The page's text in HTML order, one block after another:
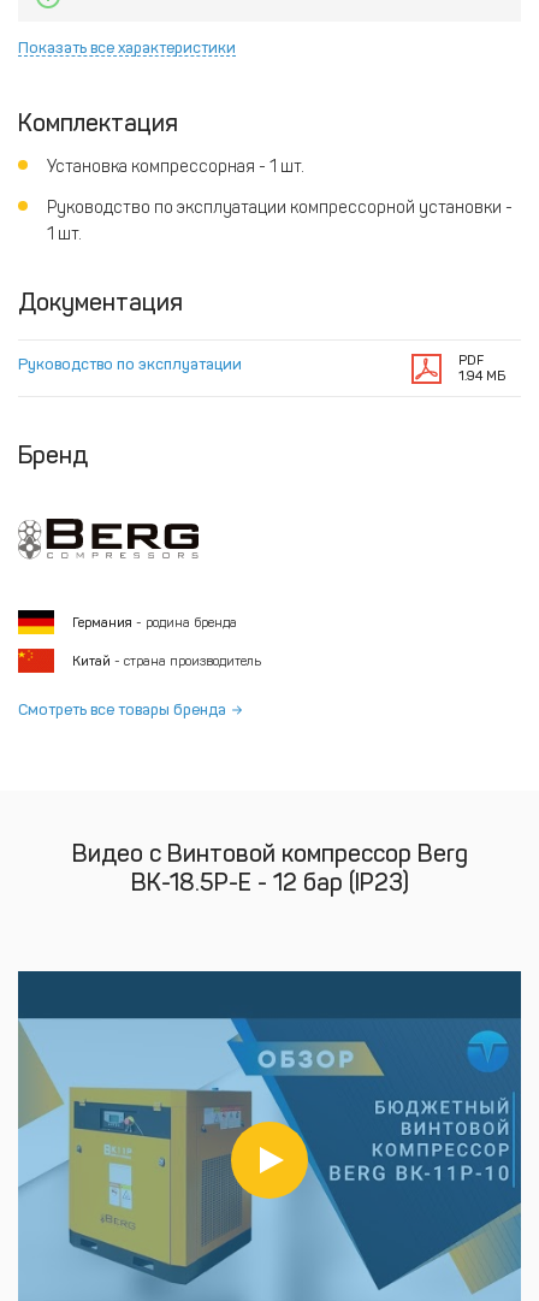
Показать все характеристики
Комплектация
Установка компрессорная - 1 шт.
Руководство по эксплуатации компрессорной установки -
1 шт.
Документация
Руководство по эксплуатации
PDF
1.94 МБ
Бренд
Германия - родина бренда
Китай - страна производитель
Смотреть все товары бренда
Видео с Винтовой компрессор Berg
ВК-18.5Р-Е - 12 бар (IP23)